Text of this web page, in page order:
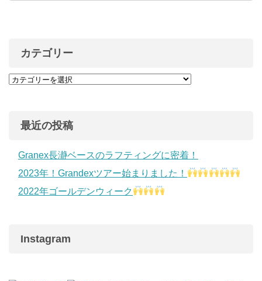
カテゴリー
最近の投稿
Granex長瀞ベースのラフティングに密着！
2023年！Grandexツアー始まりました！
2022年ゴールデンウィーク
Instagram